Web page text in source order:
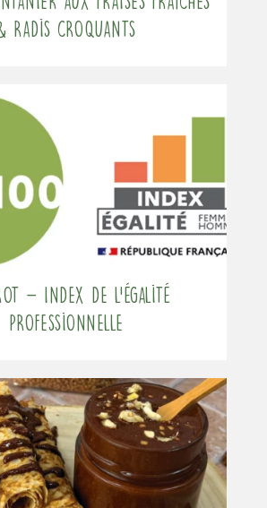
radis croquants
– Index de l’égalité
professionnelle